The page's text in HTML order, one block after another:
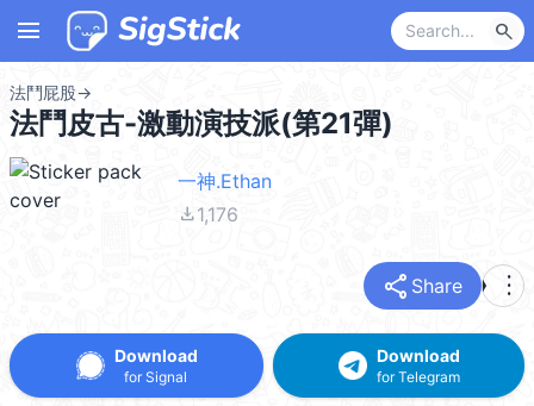
menu search
法鬥屁股→
法鬥皮古-激動演技派(第21彈)
一神.Ethan
file_download1,176
share Share more_vert
Download
for Signal
Download
for Telegram